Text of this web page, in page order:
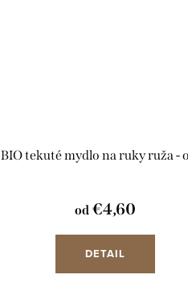
BIO tekuté mydlo na ruky ruža -
od €4,60
DETAIL